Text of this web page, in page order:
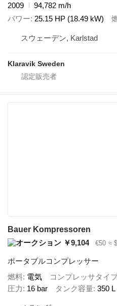
2009
94,782 m/h
パワー 25.15 HP (18.49 kW)
スウェーデン, Karlstad
Klaravik Sweden
Bauer Kompressoren
￥9,104
€50 ≈
ポータブルコンプレッサー
燃料 電気 コンプレッサタイ
圧力
16 bar タンク容量 350 L